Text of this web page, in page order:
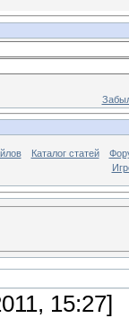
Каталог статей
15:27]